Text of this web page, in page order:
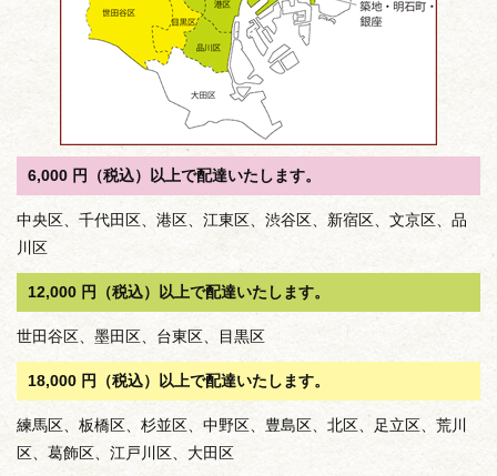
6,000 円（税込）以上で配達いたします。
中央区、千代田区、港区、江東区、渋谷区、新宿区、文京区、品
川区
12,000 円（税込）以上で配達いたします。
世田谷区、墨田区、台東区、目黒区
18,000 円（税込）以上で配達いたします。
練馬区、板橋区、杉並区、中野区、豊島区、北区、足立区、荒川
区、葛飾区、江戸川区、大田区